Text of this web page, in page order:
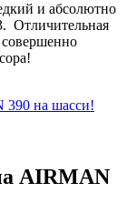
и абсолютно
Отличительная
совершенно
AIRMAN